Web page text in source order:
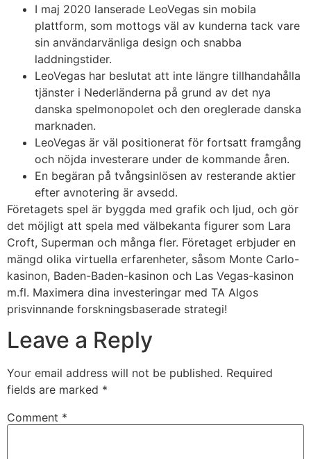
I maj 2020 lanserade LeoVegas sin mobila
plattform, som mottogs väl av kunderna tack vare
sin användarvänliga design och snabba
laddningstider.
LeoVegas har beslutat att inte längre tillhandahålla
tjänster i Nederländerna på grund av det nya
danska spelmonopolet och den oreglerade danska
marknaden.
LeoVegas är väl positionerat för fortsatt framgång
och nöjda investerare under de kommande åren.
En begäran på tvångsinlösen av resterande aktier
efter avnotering är avsedd.
Företagets spel är byggda med grafik och ljud, och gör
det möjligt att spela med välbekanta figurer som Lara
Croft, Superman och många fler. Företaget erbjuder en
mängd olika virtuella erfarenheter, såsom Monte Carlo-
kasinon, Baden-Baden-kasinon och Las Vegas-kasinon
m.fl. Maximera dina investeringar med TA Algos
prisvinnande forskningsbaserade strategi!
Leave a Reply
Your email address will not be published. Required
fields are marked *
Comment *